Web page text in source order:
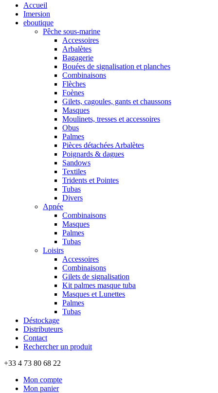
Accueil
Imersion
eboutique
Pêche sous-marine
Accessoires
Arbalètes
Bagagerie
Bouées de signalisation et planches
Combinaisons
Flèches
Foènes
Gilets, cagoules, gants et chaussons
Masques
Moulinets, tresses et accessoires
Obus
Palmes
Pièces détachées Arbalètes
Poignards & dagues
Sandows
Textiles
Tridents et Pointes
Tubas
Divers
Apnée
Combinaisons
Masques
Palmes
Tubas
Loisirs
Accessoires
Combinaisons
Gilets de signalisation
Kit palmes masque tuba
Masques et Lunettes
Palmes
Tubas
Déstockage
Distributeurs
Contact
Rechercher un produit
+33 4 73 80 68 22
Mon compte
Mon panier